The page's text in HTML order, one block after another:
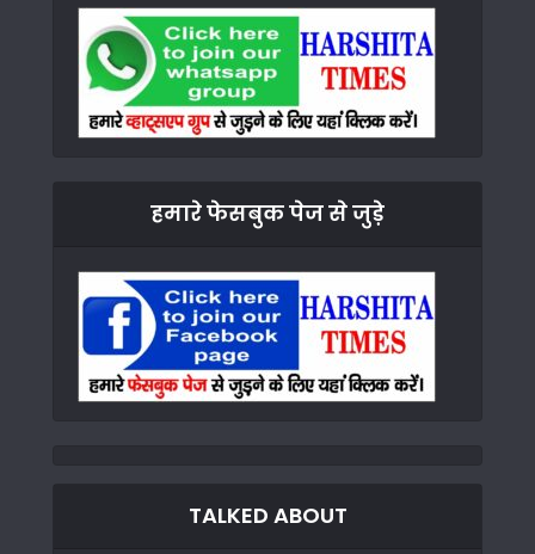
हमारे फेसबुक पेज से जुड़े
TALKED ABOUT